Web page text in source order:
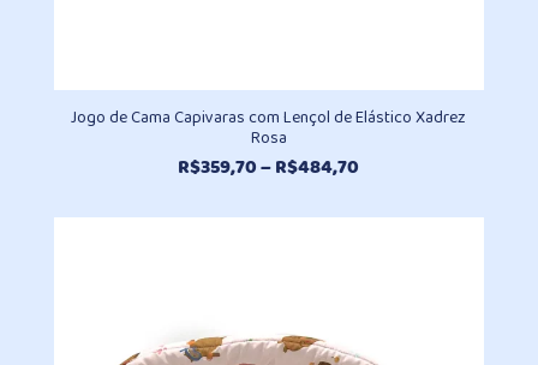
Jogo de Cama Capivaras com Lençol de Elástico Xadrez
Rosa
R$359,70–R$484,70
preço: